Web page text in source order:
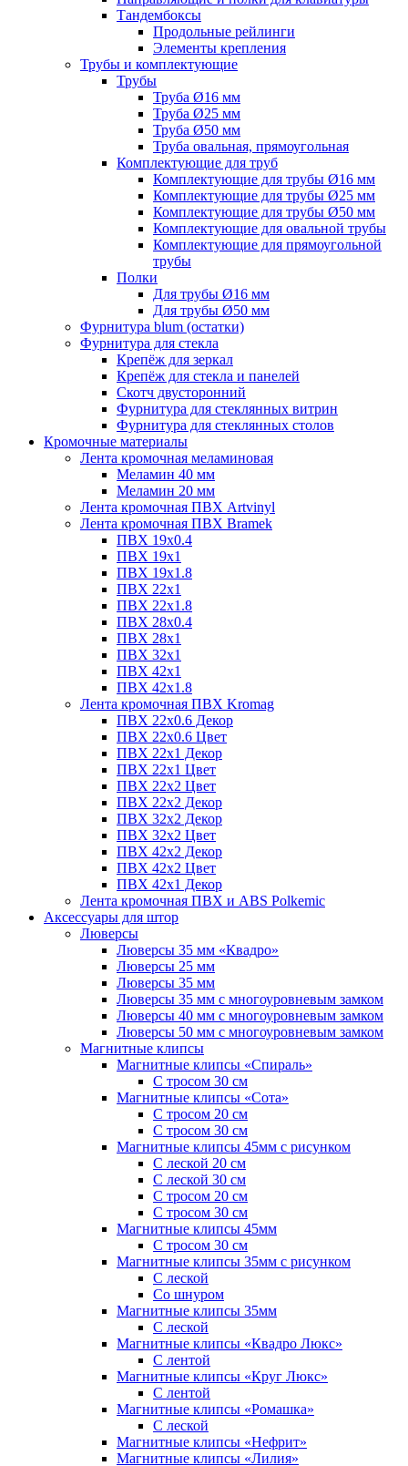
Тандембоксы
Продольные рейлинги
Элементы крепления
Трубы и комплектующие
Трубы
Труба Ø16 мм
Труба Ø25 мм
Труба Ø50 мм
Труба овальная, прямоугольная
Комплектующие для труб
Комплектующие для трубы Ø16 мм
Комплектующие для трубы Ø25 мм
Комплектующие для трубы Ø50 мм
Комплектующие для овальной трубы
Комплектующие для прямоугольной
трубы
Полки
Для трубы Ø16 мм
Для трубы Ø50 мм
Фурнитура blum (остатки)
Фурнитура для стекла
Крепёж для зеркал
Крепёж для стекла и панелей
Скотч двусторонний
Фурнитура для стеклянных витрин
Фурнитура для стеклянных столов
Кромочные материалы
Лента кромочная меламиновая
Меламин 40 мм
Меламин 20 мм
Лента кромочная ПВХ Artvinyl
Лента кромочная ПВХ Bramek
ПВХ 19x0.4
ПВХ 19х1
ПВХ 19х1.8
ПВХ 22х1
ПВХ 22х1.8
ПВХ 28х0.4
ПВХ 28х1
ПВХ 32x1
ПВХ 42х1
ПВХ 42х1.8
Лента кромочная ПВХ Kromag
ПВХ 22x0.6 Декор
ПВХ 22x0.6 Цвет
ПВХ 22x1 Декор
ПВХ 22x1 Цвет
ПВХ 22x2 Цвет
ПВХ 22x2 Декор
ПВХ 32x2 Декор
ПВХ 32x2 Цвет
ПВХ 42x2 Декор
ПВХ 42x2 Цвет
ПВХ 42x1 Декор
Лента кромочная ПВХ и ABS Polkemic
Аксессуары для штор
Люверсы
Люверсы 35 мм «Квадро»
Люверсы 25 мм
Люверсы 35 мм
Люверсы 35 мм с многоуровневым замком
Люверсы 40 мм с многоуровневым замком
Люверсы 50 мм с многоуровневым замком
Магнитные клипсы
Магнитные клипсы «Спираль»
С тросом 30 см
Магнитные клипсы «Сота»
С тросом 20 см
С тросом 30 см
Магнитные клипсы 45мм с рисунком
С леской 20 см
С леской 30 см
С тросом 20 см
С тросом 30 см
Магнитные клипсы 45мм
С тросом 30 см
Магнитные клипсы 35мм с рисунком
С леской
Со шнуром
Магнитные клипсы 35мм
С леской
Магнитные клипсы «Квадро Люкс»
С лентой
Магнитные клипсы «Круг Люкс»
С лентой
Магнитные клипсы «Ромашка»
С леской
Магнитные клипсы «Нефрит»
Магнитные клипсы «Лилия»